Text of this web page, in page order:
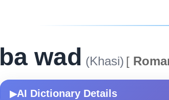
ba wad (Khasi) [
▶AI Dictionary Details